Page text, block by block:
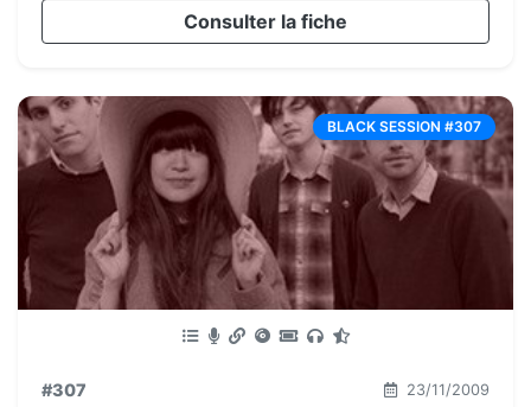
Consulter la fiche
BLACK SESSION #307
#307 23/11/2009